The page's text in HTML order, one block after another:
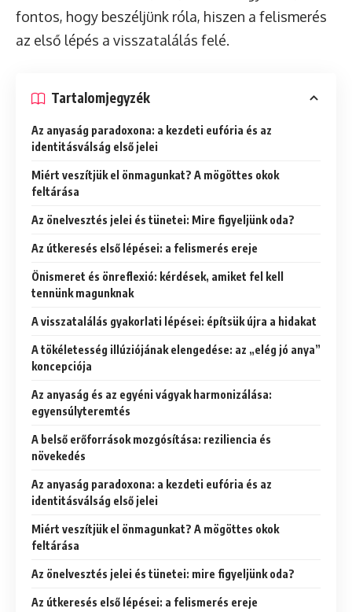
fontos, hogy beszéljünk róla, hiszen a felismerés
az első lépés a visszatalálás felé.
Tartalomjegyzék
Az anyaság paradoxona: a kezdeti eufória és az
identitásválság első jelei
Miért veszítjük el önmagunkat? A mögöttes okok
feltárása
Az önelvesztés jelei és tünetei: Mire figyeljünk oda?
Az útkeresés első lépései: a felismerés ereje
Önismeret és önreflexió: kérdések, amiket fel kell
tennünk magunknak
A visszatalálás gyakorlati lépései: építsük újra a hidakat
A tökéletesség illúziójának elengedése: az „elég jó anya”
koncepciója
Az anyaság és az egyéni vágyak harmonizálása:
egyensúlyteremtés
A belső erőforrások mozgósítása: reziliencia és
növekedés
Az anyaság paradoxona: a kezdeti eufória és az
identitásválság első jelei
Miért veszítjük el önmagunkat? A mögöttes okok
feltárása
Az önelvesztés jelei és tünetei: mire figyeljünk oda?
Az útkeresés első lépései: a felismerés ereje